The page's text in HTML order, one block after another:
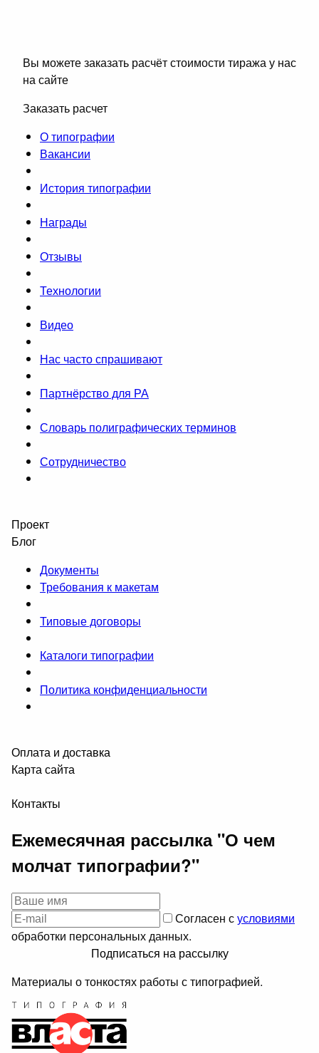
Вы можете заказать расчёт стоимости тиража у нас
на сайте
Заказать расчет
О типографии
Вакансии
История типографии
Награды
Отзывы
Технологии
Видео
Нас часто спрашивают
Партнёрство для РА
Словарь полиграфических терминов
Сотрудничество
Проект
Блог
Документы
Требования к макетам
Типовые договоры
Каталоги типографии
Политика конфиденциальности
Оплата и доставка
Карта сайта
Контакты
Ежемесячная рассылка "О чем
молчат типографии?"
Согласен сусловиями
обработки персональных данных.
Подписаться на рассылку
Материалы о тонкостях работы с типографией.